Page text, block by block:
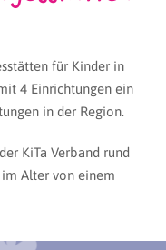
für Kinder in
4 Einrichtungen ein
in der Region.
KiTa Verband rund
Alter von einem